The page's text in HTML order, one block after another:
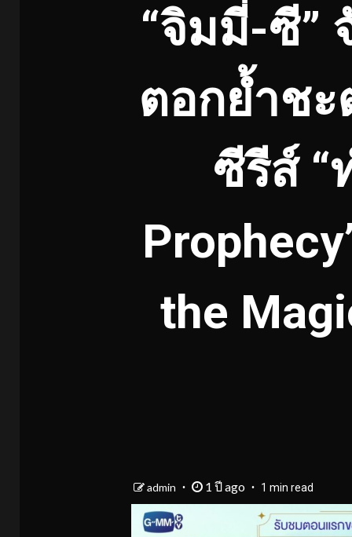
“จิมมี่-ซี”
ตอกย้ำช
ซีรีส์
the
admin 1 ปี ago 1 min read